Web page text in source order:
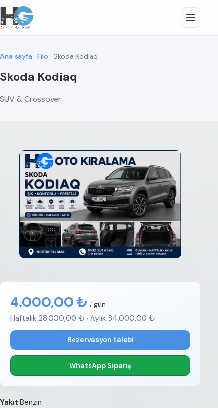
Ana sayfa · Filo · Skoda Kodiaq
Skoda Kodiaq
SUV & Crossover
4.000,00 ₺ / gün
Haftalık 28.000,00 ₺ · Aylık 84.000,00 ₺
Rezervasyon talebi
WhatsApp Sipariş
Yakıt Benzin